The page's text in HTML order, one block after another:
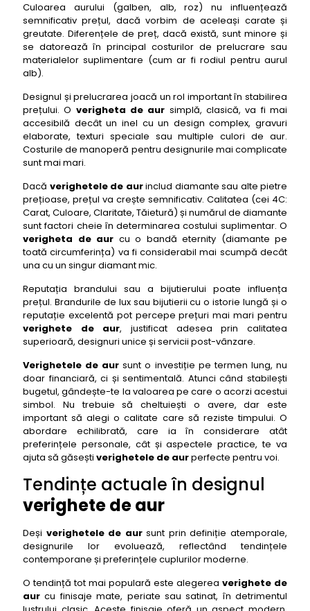
Culoarea aurului (galben, alb, roz) nu influențează
semnificativ prețul, dacă vorbim de aceleași carate și
greutate. Diferențele de preț, dacă există, sunt minore și
se datorează în principal costurilor de prelucrare sau
materialelor suplimentare (cum ar fi rodiul pentru aurul
alb).
Designul și prelucrarea joacă un rol important în stabilirea
prețului. O verigheta de aur simplă, clasică, va fi mai
accesibilă decât un inel cu un design complex, gravuri
elaborate, texturi speciale sau multiple culori de aur.
Costurile de manoperă pentru designurile mai complicate
sunt mai mari.
Dacă verighetele de aurinclud diamante sau alte pietre
prețioase, prețul va crește semnificativ. Calitatea (cei 4C:
Carat, Culoare, Claritate, Tăietură) și numărul de diamante
sunt factori cheie în determinarea costului suplimentar. O
verigheta de aur cu o bandă eternity (diamante pe
toată circumferința) va fi considerabil mai scumpă decât
una cu un singur diamant mic.
Reputația brandului sau a bijutierului poate influența
prețul. Brandurile de lux sau bijutierii cu o istorie lungă și o
reputație excelentă pot percepe prețuri mai mari pentru
verighete de aur, justificat adesea prin calitatea
superioară, designuri unice și servicii post-vânzare.
Verighetele de aur sunt o investiție pe termen lung, nu
doar financiară, ci și sentimentală. Atunci când stabilești
bugetul, gândește-te la valoarea pe care o acorzi acestui
simbol. Nu trebuie să cheltuiești o avere, dar este
important să alegi o calitate care să reziste timpului. O
abordare echilibrată, care ia în considerare atât
preferințele personale, cât și aspectele practice, te va
ajuta să găsești verighetele de aurperfecte pentru voi.
Tendințe actuale în designul
verighete de aur
Deși verighetele de aursunt prin definiție atemporale,
designurile lor evoluează, reflectând tendințele
contemporane și preferințele cuplurilor moderne.
O tendință tot mai populară este alegerea verighete de
aur cu finisaje mate, periate sau satinat, în detrimentul